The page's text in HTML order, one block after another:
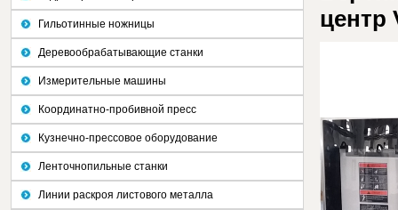
Гильотинные ножницы
Деревообрабатывающие станки
Измерительные машины
Координатно-пробивной пресс
Кузнечно-прессовое оборудование
Ленточнопильные станки
Линии раскроя листового металла
центр